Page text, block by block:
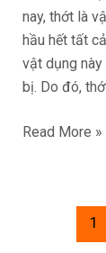
nay, thớt là
hầu hết tất
vật dụng
bị. Do đó,
Read More »
1